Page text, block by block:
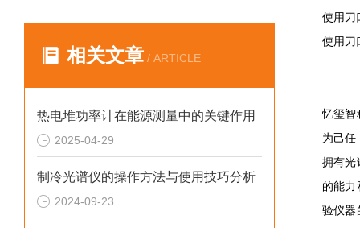
相关文章 / ARTICLE
热电堆功率计在能源测量中的关键作用
2025-04-29
制冷光谱仪的操作方法与使用技巧分析
2024-09-23
使用刀
使用刀
忆玺智
为己任
拥有光
的能力
验仪器